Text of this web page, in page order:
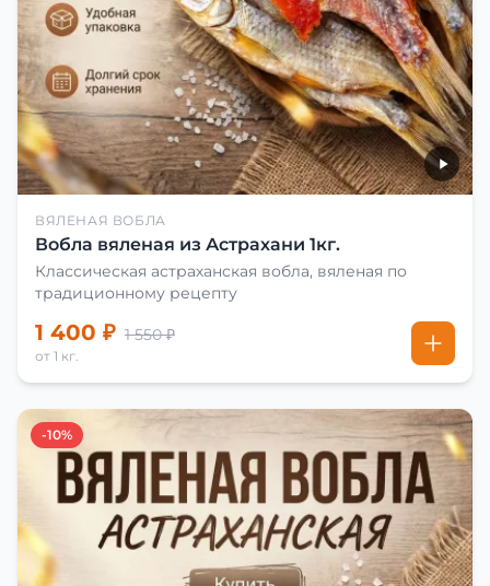
ВЯЛЕНАЯ ВОБЛА
Вобла вяленая из Астрахани 1кг.
Классическая астраханская вобла, вяленая по
традиционному рецепту
1 400 ₽ 1 550 ₽
от 1 кг.
-10%